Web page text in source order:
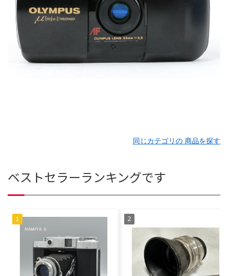
同じカテゴリの 商品を探す
ベストセラーランキングです